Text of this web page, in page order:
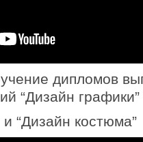
дипло­мов
“Дизайн графики”
и “Дизайн костюма”